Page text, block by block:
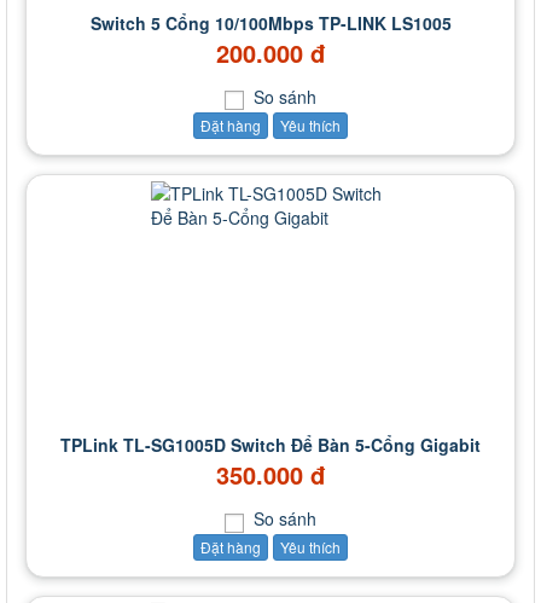
Switch 5 Cổng 10/100Mbps TP-LINK LS1005
200.000 đ
So sánh
Đặt hàng Yêu thích
TPLink TL-SG1005D Switch Để Bàn 5-Cổng Gigabit
350.000 đ
So sánh
Đặt hàng Yêu thích